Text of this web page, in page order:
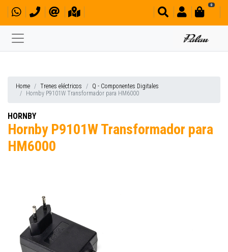
0
Home Trenes eléctricos
Q - Componentes Digitales
Hornby P9101W Transformador para HM6000
HORNBY
Hornby P9101W Transformador para
HM6000